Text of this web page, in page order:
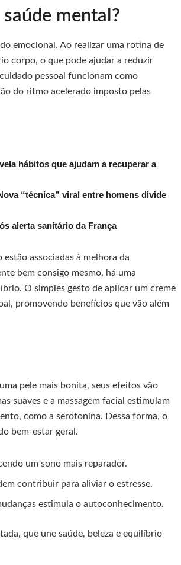
mental?
emocional. Ao realizar uma rotina de
corpo, o que pode ajudar a reduzir
pessoal funcionam como
do ritmo acelerado imposto pelas
hábitos que ajudam a recuperar a
“técnica” viral entre homens divide
alerta sanitário da França
associadas à melhora da
bem consigo mesmo, há uma
O simples gesto de aplicar um creme
promovendo benefícios que vão além
pele mais bonita, seus efeitos vão
suaves e a massagem facial estimulam
como a serotonina. Dessa forma, o
bem-estar geral.
um sono mais reparador.
contribuir para aliviar o estresse.
estimula o autoconhecimento.
que une saúde, beleza e equilíbrio